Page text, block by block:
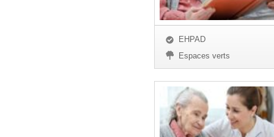
EHPAD
Espaces verts